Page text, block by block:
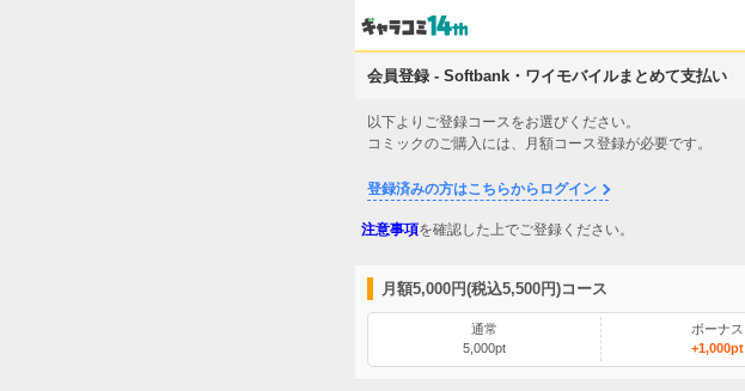
会員登録 - Softbank・ワイモバイルまとめて支払い
以下よりご登録コースをお選びください。
コミックのご購入には、月額コース登録が必要です。
登録済みの方はこちらからログイン
注意事項を確認した上でご登録ください。
月額5,000円(税込5,500円)コース
通常
5,000pt
ボーナス
+1,000pt